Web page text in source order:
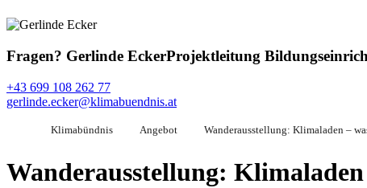
Fragen? Gerlinde EckerProjektleitung
+43 699 108 262 77
gerlinde.ecker@klimabuendnis.at
Klimabündnis Angebot Wanderausstellung: Klimaladen –
Wanderausstellung: